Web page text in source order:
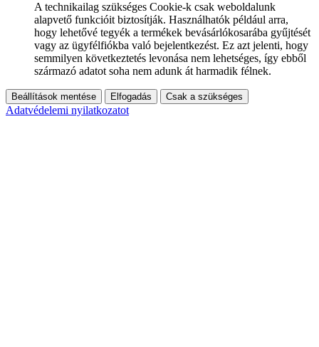
A technikailag szükséges Cookie-k csak weboldalunk
alapvető funkcióit biztosítják. Használhatók például arra,
hogy lehetővé tegyék a termékek bevásárlókosarába gyűjtését
vagy az ügyfélfiókba való bejelentkezést. Ez azt jelenti, hogy
semmilyen következtetés levonása nem lehetséges, így ebből
származó adatot soha nem adunk át harmadik félnek.
Beállítások mentése Elfogadás Csak a szükséges
Adatvédelemi nyilatkozatot